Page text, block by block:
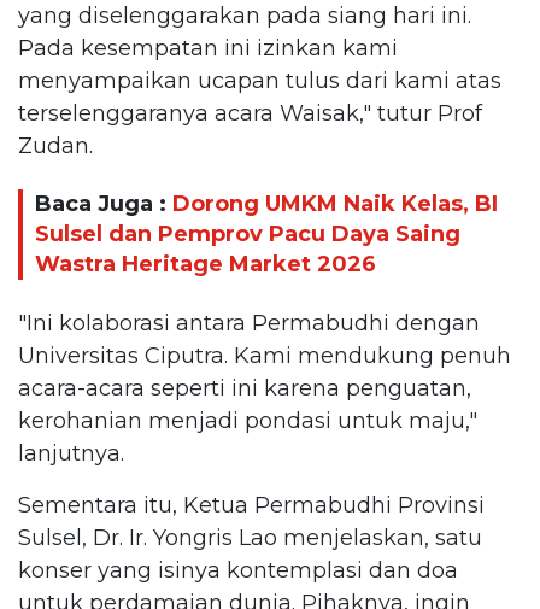
yang diselenggarakan pada siang hari ini.
Pada kesempatan ini izinkan kami
menyampaikan ucapan tulus dari kami atas
terselenggaranya acara Waisak," tutur Prof
Zudan.
Baca Juga : Dorong UMKM Naik Kelas, BI
Sulsel dan Pemprov Pacu Daya Saing
Wastra Heritage Market 2026
"Ini kolaborasi antara Permabudhi dengan
Universitas Ciputra. Kami mendukung penuh
acara-acara seperti ini karena penguatan,
kerohanian menjadi pondasi untuk maju,"
lanjutnya.
Sementara itu, Ketua Permabudhi Provinsi
Sulsel, Dr. Ir. Yongris Lao menjelaskan, satu
konser yang isinya kontemplasi dan doa
untuk perdamaian dunia. Pihaknya, ingin